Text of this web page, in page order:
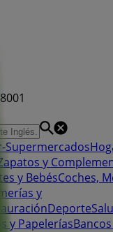
Supermercados
y
y BebésCoches,
y
Deporte
y Papelerías